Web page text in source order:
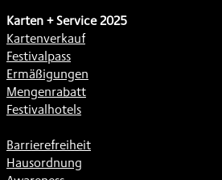
Karten + Service 2025
Kartenverkauf
Festivalpass
Ermäßigungen
Mengenrabatt
Festivalhotels
Barrierefreiheit
Hausordnung